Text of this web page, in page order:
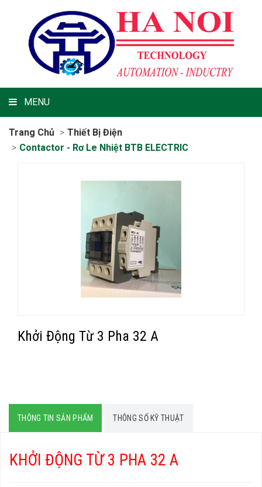
MENU
Trang Chủ
Thiết Bị Điện
Contactor - Rơ Le Nhiệt BTB ELECTRIC
Khởi Động Từ 3 Pha 32 A
THÔNG TIN SẢN PHẨM THÔNG SỐ KỸ THUẬT
KHỞI ĐỘNG TỪ 3 PHA 32 A